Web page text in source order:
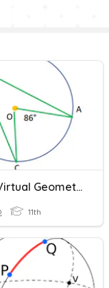
Guía Virtual Geometría II
11th